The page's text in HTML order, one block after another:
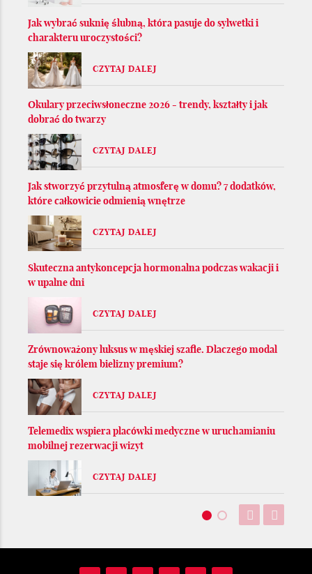
Jak wybrać suknię ślubną, która pasuje do sylwetki i
charakteru uroczystości?
CZYTAJ DALEJ
Okulary przeciwsłoneczne 2026 - trendy, kształty i jak
dobrać do twarzy
CZYTAJ DALEJ
Jak stworzyć przytulną atmosferę w domu? 7 dodatków,
które całkowicie odmienią wnętrze
CZYTAJ DALEJ
Skuteczna antykoncepcja hormonalna podczas wakacji i
w upalne dni
CZYTAJ DALEJ
Zrównoważony luksus w męskiej szafie. Dlaczego modal
staje się królem bielizny premium?
CZYTAJ DALEJ
Telemedix wspiera placówki medyczne w uruchamianiu
mobilnej rezerwacji wizyt
CZYTAJ DALEJ